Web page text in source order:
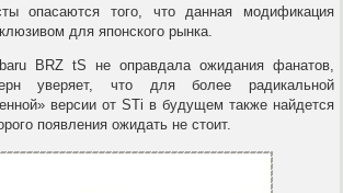
опасаются того, что данная модификация
для японского рынка.
BRZ tS не оправдала ожидания фанатов,
уверяет, что для более радикальной
версии от STi в будущем также найдется
появления ожидать не стоит.